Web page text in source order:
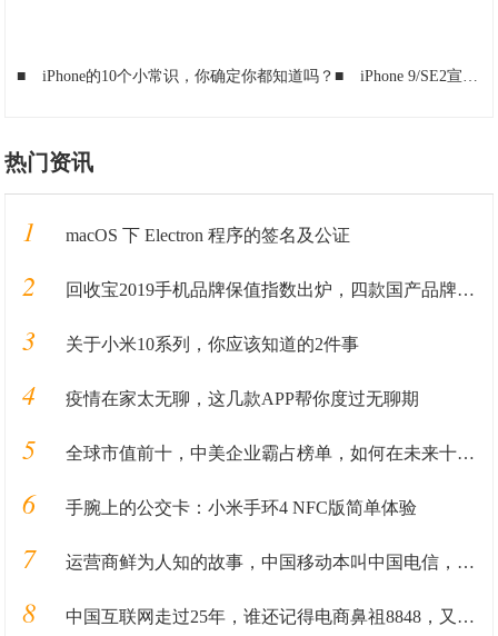
■ iPhone的10个小常识，你确定你都知道吗？■ iPhone 9/SE2宣告凉凉？曝新机被命名为“iPhone”果粉：复古风
热门资讯
1 macOS 下 Electron 程序的签名及公证
2 回收宝2019手机品牌保值指数出炉，四款国产品牌保值率超华为
3 关于小米10系列，你应该知道的2件事
4 疫情在家太无聊，这几款APP帮你度过无聊期
5 全球市值前十，中美企业霸占榜单，如何在未来十年里长盛不衰
6 手腕上的公交卡：小米手环4 NFC版简单体验
7 运营商鲜为人知的故事，中国移动本叫中国电信，电信本来叫什么？
8 中国互联网走过25年，谁还记得电商鼻祖8848，又有谁记得三大门户